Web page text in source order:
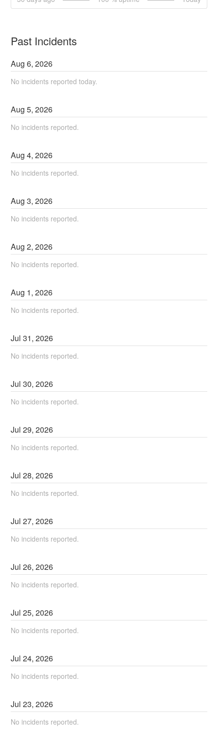
Past Incidents
Aug6,2026
No incidents reported today.
Aug5,2026
No incidents reported.
Aug4,2026
No incidents reported.
Aug3,2026
No incidents reported.
Aug2,2026
No incidents reported.
Aug 1,2026
No incidents reported.
Jul31,2026
No incidents reported.
Jul30,2026
No incidents reported.
Jul29,2026
No incidents reported.
Jul28,2026
No incidents reported.
Jul27,2026
No incidents reported.
Jul26,2026
No incidents reported.
Jul25,2026
No incidents reported.
Jul24,2026
No incidents reported.
Jul23,2026
No incidents reported.